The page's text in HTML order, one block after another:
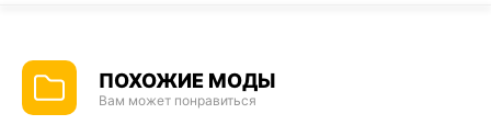
ПОХОЖИЕ МОДЫ
Вам может понравиться